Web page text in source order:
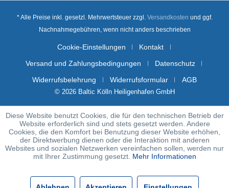
* Alle Preise inkl. gesetzl. Mehrwertsteuer zzgl. Versandkosten und ggf.
Nachnahmegebühren, wenn nicht anders beschrieben
Cookie-Einstellungen
Kontakt
Versand und Zahlungsbedingungen
Datenschutz
Widerrufsbelehrung
Widerrufsformular AGB
© 2026 Baltic Kölln Heiligenhafen GmbH
Diese Website benutzt Cookies, die für den technischen Betrieb der
Website erforderlich sind und stets gesetzt werden. Andere
Cookies, die den Komfort bei Benutzung dieser Website erhöhen,
der Direktwerbung dienen oder die Interaktion mit anderen
Websites und sozialen Netzwerken vereinfachen sollen, werden nur
mit Ihrer Zustimmung gesetzt. Mehr Informationen